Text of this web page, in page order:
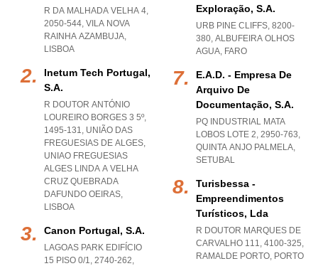
R DA MALHADA VELHA 4,
2050-544, VILA NOVA
RAINHA AZAMBUJA,
LISBOA
Inetum Tech Portugal,
S.a.
R DOUTOR ANTÓNIO
LOUREIRO BORGES 3 5º,
1495-131, UNIÃO DAS
FREGUESIAS DE ALGES,
UNIAO FREGUESIAS
ALGES LINDA A VELHA
CRUZ QUEBRADA
DAFUNDO OEIRAS,
LISBOA
Canon Portugal, S.a.
LAGOAS PARK EDIFÍCIO
15 PISO 0/1, 2740-262,
Exploração, S.a.
URB PINE CLIFFS, 8200-
380, ALBUFEIRA OLHOS
AGUA, FARO
E.a.d. - Empresa De
Arquivo De
Documentação, S.a.
PQ INDUSTRIAL MATA
LOBOS LOTE 2, 2950-763,
QUINTA ANJO PALMELA,
SETUBAL
Turisbessa -
Empreendimentos
Turísticos, Lda
R DOUTOR MARQUES DE
CARVALHO 111, 4100-325,
RAMALDE PORTO, PORTO